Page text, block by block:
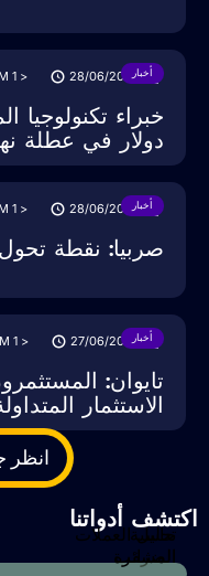
أخبار M
خبراء تكنولوجيا
دولار في عطلة
أخبار M
صربيا: نقطة
أخبار M
تايوان:
الاستثمار
انظر
أدواتناحاسبة
الضرائب
تحليل العملات
المشفرة